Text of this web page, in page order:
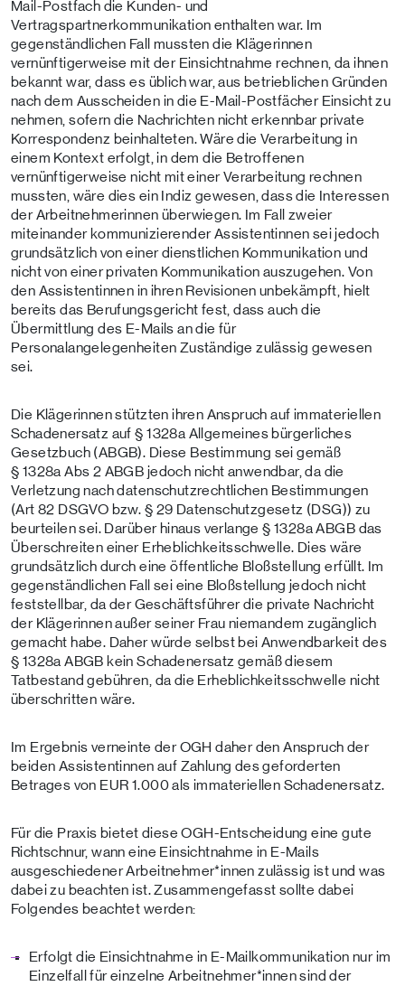
Mail-Postfach die Kunden- und
Vertragspartnerkommunikation enthalten war. Im
gegenständlichen Fall mussten die Klägerinnen
vernünftigerweise mit der Einsichtnahme rechnen, da ihnen
bekannt war, dass es üblich war, aus betrieblichen Gründen
nach dem Ausscheiden in die E-Mail-Postfächer Einsicht zu
nehmen, sofern die Nachrichten nicht erkennbar private
Korrespondenz beinhalteten. Wäre die Verarbeitung in
einem Kontext erfolgt, in dem die Betroffenen
vernünftigerweise nicht mit einer Verarbeitung rechnen
mussten, wäre dies ein Indiz gewesen, dass die Interessen
der Arbeitnehmerinnen überwiegen. Im Fall zweier
miteinander kommunizierender Assistentinnen sei jedoch
grundsätzlich von einer dienstlichen Kommunikation und
nicht von einer privaten Kommunikation auszugehen. Von
den Assistentinnen in ihren Revisionen unbekämpft, hielt
bereits das Berufungsgericht fest, dass auch die
Übermittlung des E-Mails an die für
Personalangelegenheiten Zuständige zulässig gewesen
sei.
Die Klägerinnen stützten ihren Anspruch auf immateriellen
Schadenersatz auf § 1328a Allgemeines bürgerliches
Gesetzbuch (ABGB). Diese Bestimmung sei gemäß
§ 1328a Abs 2 ABGB jedoch nicht anwendbar, da die
Verletzung nach datenschutzrechtlichen Bestimmungen
(Art 82 DSGVO bzw. § 29 Datenschutzgesetz (DSG)) zu
beurteilen sei. Darüber hinaus verlange § 1328a ABGB das
Überschreiten einer Erheblichkeitsschwelle. Dies wäre
grundsätzlich durch eine öffentliche Bloßstellung erfüllt. Im
gegenständlichen Fall sei eine Bloßstellung jedoch nicht
feststellbar, da der Geschäftsführer die private Nachricht
der Klägerinnen außer seiner Frau niemandem zugänglich
gemacht habe. Daher würde selbst bei Anwendbarkeit des
§ 1328a ABGB kein Schadenersatz gemäß diesem
Tatbestand gebühren, da die Erheblichkeitsschwelle nicht
überschritten wäre.
Im Ergebnis verneinte der OGH daher den Anspruch der
beiden Assistentinnen auf Zahlung des geforderten
Betrages von EUR 1.000 als immateriellen Schadenersatz.
Für die Praxis bietet diese OGH-Entscheidung eine gute
Richtschnur, wann eine Einsichtnahme in E-Mails
ausgeschiedener Arbeitnehmer*innen zulässig ist und was
dabei zu beachten ist. Zusammengefasst sollte dabei
Folgendes beachtet werden:
Erfolgt die Einsichtnahme in E-Mailkommunikation nur im
Einzelfall für einzelne Arbeitnehmer*innen sind der